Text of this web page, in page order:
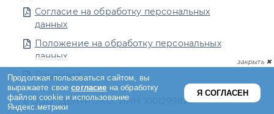
Согласие на обработку персональных
данных
Положение на обработку персональных
данных
Лицензия
© ООО "ЦЕНТР ЭКО" ИНН 1001299875